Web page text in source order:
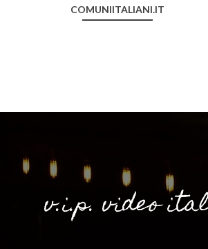
COMUNIITALIANI.IT
v.i.p. video